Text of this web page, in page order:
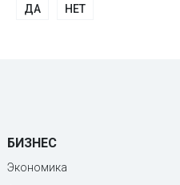
ДА НЕТ
БИЗНЕС
Экономика